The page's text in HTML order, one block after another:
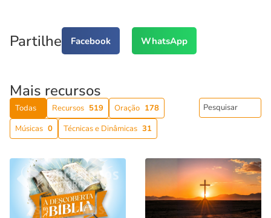
Partilhe Facebook WhatsApp
Mais recursos
Todas Recursos 519 Oração 178
Músicas 0 Técnicas e Dinâmicas 31